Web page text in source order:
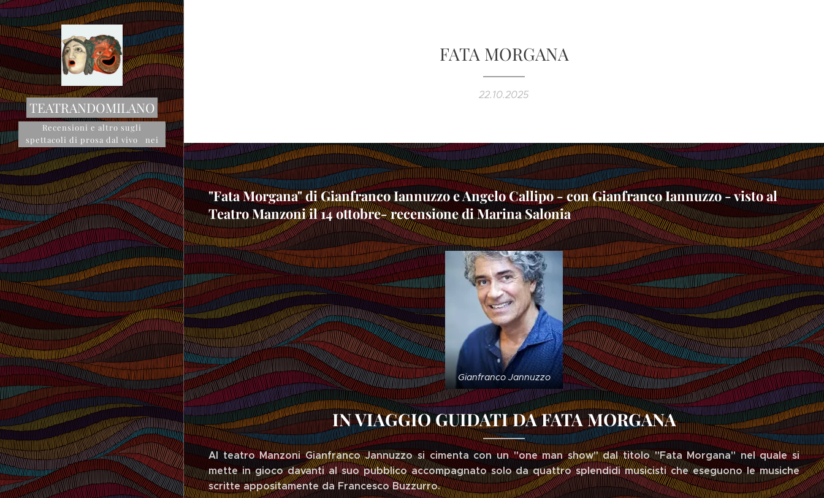
TEATRANDOMILANO
Recensioni e altro sugli
spettacoli di prosa dal vivo nei
teatri milanesi
FATA MORGANA
22.10.2025
"Fata Morgana" di Gianfranco Iannuzzo e Angelo Callipo - con Gianfranco Iannuzzo - visto al
Teatro Manzoni il 14 ottobre- recensione di Marina Salonia
Gianfranco Jannuzzo
IN VIAGGIO GUIDATI DA FATA MORGANA
Al teatro Manzoni Gianfranco Jannuzzo si cimenta con un "one man show" dal titolo "Fata Morgana" nel quale si
mette in gioco davanti al suo pubblico accompagnato solo da quattro splendidi musicisti che eseguono le musiche
scritte appositamente da Francesco Buzzurro.